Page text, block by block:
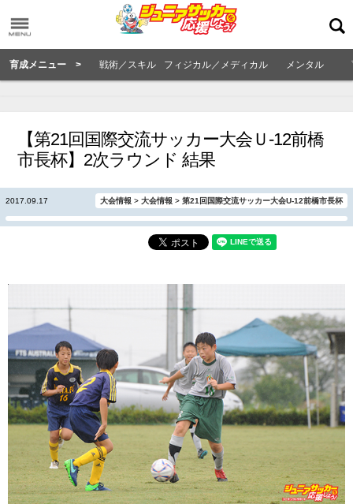
育成メニュー > 戦術／スキル フィジカル／メディカル メンタル
【第21回国際交流サッカー大会Ｕ-12前橋
市長杯】2次ラウンド 結果
2017.09.17 大会情報 > 大会情報 > 第21回国際交流サッカー大会U-12前橋市長杯